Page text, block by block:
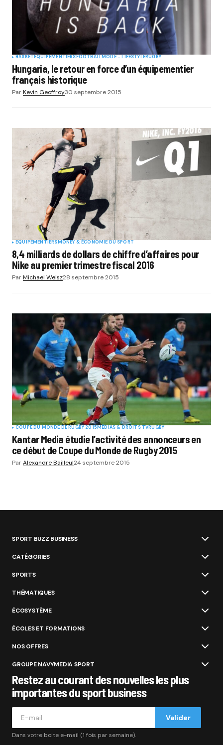
BASKETEQUIPEMENTIERSFOOTBALLMODE - LIFESTYLERUGBY
Hungaria, le retour en force d’un équipementier
français historique
ParKevin Geoffroy30 septembre 2015
EQUIPEMENTIERSMONEY & ÉCONOMIE DU SPORT
8,4 milliards de dollars de chiffre d’affaires pour
Nike au premier trimestre fiscal 2016
ParMichael Weisz28 septembre 2015
COUPE DU MONDE DE RUGBY 2015MÉDIAS & DROITS TVRUGBY
Kantar Media étudie l’activité des annonceurs en
ce début de Coupe du Monde de Rugby 2015
ParAlexandre Bailleul24 septembre 2015
SPORT BUZZ BUSINESS
CATÉGORIES
SPORTS
THÉMATIQUES
ÉCOSYSTÈME
ÉCOLES ET FORMATIONS
NOS OFFRES
GROUPE NAVYMEDIA SPORT
Restez au courant des nouvelles les plus
importantes du sport business
Valider
Dans votre boite e-mail (1 fois par semaine).